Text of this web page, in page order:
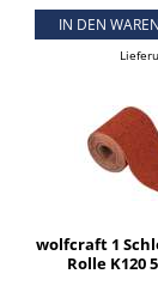
IN DEN
wolfcraft 1
Rolle K120